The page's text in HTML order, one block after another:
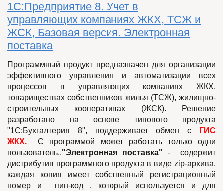
1С:Предприятие 8. Учет в
управляющих компаниях ЖКХ, ТСЖ и
ЖСК, Базовая версия. Электронная
поставка
Программный продукт предназначен для организации
эффективного управления и автоматизации всех
процессов в управляющих компаниях ЖКХ,
товариществах собственников жилья (ТСЖ), жилищно-
строительных кооперативах (ЖСК). Решение
разработано на основе типового продукта
"1С:Бухгалтерия 8", поддерживает обмен с
ГИС
ЖКХ.
С программой может работать только одни
пользователь.."Электронная поставка" - содержит
дистрибутив программного продукта в виде zip-архива,
каждая копия имеет собственный регистрационный
номер и пин-код , который используется и для